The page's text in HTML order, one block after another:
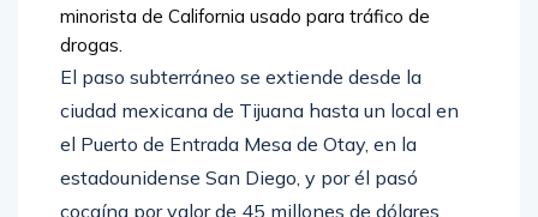
minorista de California usado para tráfico de
drogas.
El paso subterráneo se extiende desde la
ciudad mexicana de Tijuana hasta un local en
el Puerto de Entrada Mesa de Otay, en la
estadounidense San Diego, y por él pasó
cocaína por valor de 45 millones de dólares.